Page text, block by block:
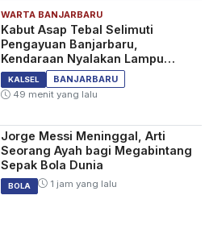
WARTA BANJARBARU
Kabut Asap Tebal Selimuti
Pengayuan Banjarbaru,
Kendaraan Nyalakan Lampu
Jauh dan Sein
KALSEL
BANJARBARU
49 menit yang lalu
Jorge Messi Meninggal, Arti
Seorang Ayah bagi Megabintang
Sepak Bola Dunia
BOLA 1 jam yang lalu